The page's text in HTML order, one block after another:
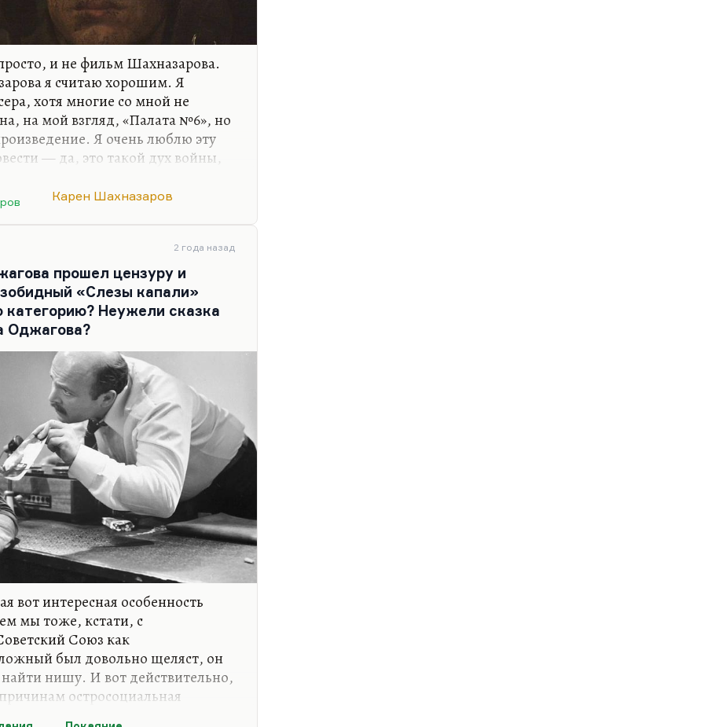
и не фильм Шахназарова.
я считаю хорошим. Я
хотя многие со мной не
на мой взгляд, «Палата №6», но
Я очень люблю эту
— да, это такой дух войны,
на коротких дистанциях очень
надоедает, а на коротких
Карен Шахназаров
2 года назад
прошел цензуру и
«Слезы капали»
Неужели сказка
Оджагова?
вот интересная особенность
мы тоже, кстати, с
Союз как
был довольно щеляст, он
нишу. И вот действительно,
остросоциальная